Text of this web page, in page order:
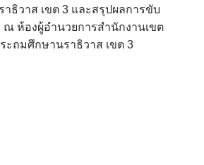
ธิวาส เขต 3 และสรุปผลการขับ
ณ ห้องผู้อำนวยการสำนักงานเขต
ถมศึกษานราธิวาส เขต 3